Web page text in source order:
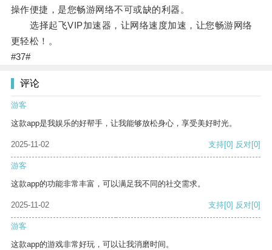
操作便捷，是您畅游网络不可或缺的利器。
选择起飞VIP加速器，让网络速度加速，让您畅游网络
更轻松！。
#37#
评论
游客
这款app是我娱乐的好帮手，让我能够放松身心，享受美好时光。
2025-11-02 支持[0] 反对[0]
游客
这款app的功能非常丰富，可以满足我不同的社交需求。
2025-11-02 支持[0] 反对[0]
游客
这款app的游戏非常好玩，可以让我消磨时间。